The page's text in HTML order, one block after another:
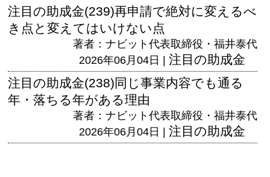
注目の助成金(239)再申請で絶対に変えるべ
き点と変えてはいけない点
著者：ナビット代表取締役・福井泰代
2026年06月04日 | 注目の助成金
注目の助成金(238)同じ事業内容でも通る
年・落ちる年がある理由
著者：ナビット代表取締役・福井泰代
2026年06月04日 | 注目の助成金